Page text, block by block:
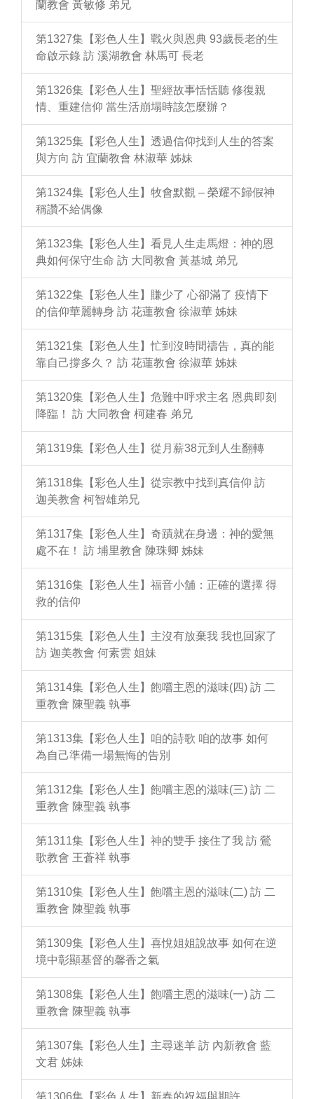
蘭教會 黃敏修 弟兄
第1327集【彩色人生】戰火與恩典 93歲長老的生
命啟示錄 訪 溪湖教會 林馬可 長老
第1326集【彩色人生】聖經故事恬恬聽 修復親
情、重建信仰 當生活崩塌時該怎麼辦？
第1325集【彩色人生】透過信仰找到人生的答案
與方向 訪 宜蘭教會 林淑華 姊妹
第1324集【彩色人生】牧會默觀 – 榮耀不歸假神
稱讚不給偶像
第1323集【彩色人生】看見人生走馬燈：神的恩
典如何保守生命 訪 大同教會 黃基城 弟兄
第1322集【彩色人生】賺少了 心卻滿了 疫情下
的信仰華麗轉身 訪 花蓮教會 徐淑華 姊妹
第1321集【彩色人生】忙到沒時間禱告，真的能
靠自己撐多久？ 訪 花蓮教會 徐淑華 姊妹
第1320集【彩色人生】危難中呼求主名 恩典即刻
降臨！ 訪 大同教會 柯建春 弟兄
第1319集【彩色人生】從月薪38元到人生翻轉
第1318集【彩色人生】從宗教中找到真信仰 訪
迦美教會 柯智雄弟兄
第1317集【彩色人生】奇蹟就在身邊：神的愛無
處不在！ 訪 埔里教會 陳珠卿 姊妹
第1316集【彩色人生】福音小舖：正確的選擇 得
救的信仰
第1315集【彩色人生】主沒有放棄我 我也回家了
訪 迦美教會 何素雲 姐妹
第1314集【彩色人生】飽嚐主恩的滋味(四) 訪 二
重教會 陳聖義 執事
第1313集【彩色人生】咱的詩歌 咱的故事 如何
為自己準備一場無悔的告別
第1312集【彩色人生】飽嚐主恩的滋味(三) 訪 二
重教會 陳聖義 執事
第1311集【彩色人生】神的雙手 接住了我 訪 鶯
歌教會 王蒼祥 執事
第1310集【彩色人生】飽嚐主恩的滋味(二) 訪 二
重教會 陳聖義 執事
第1309集【彩色人生】喜悅姐姐說故事 如何在逆
境中彰顯基督的馨香之氣
第1308集【彩色人生】飽嚐主恩的滋味(一) 訪 二
重教會 陳聖義 執事
第1307集【彩色人生】主尋迷羊 訪 內新教會 藍
文君 姊妹
第1306集【彩色人生】新春的祝福與期許